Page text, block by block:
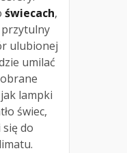
świecach,
ulubionej
umilać
lampki
świec,
do